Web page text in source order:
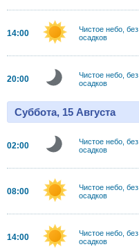
14:00
Чистое небо, без
осадков
20:00
Чистое небо, без
осадков
Суббота, 15 Августа
02:00
Чистое небо, без
осадков
08:00
Чистое небо, без
осадков
14:00
Чистое небо, без
осадков